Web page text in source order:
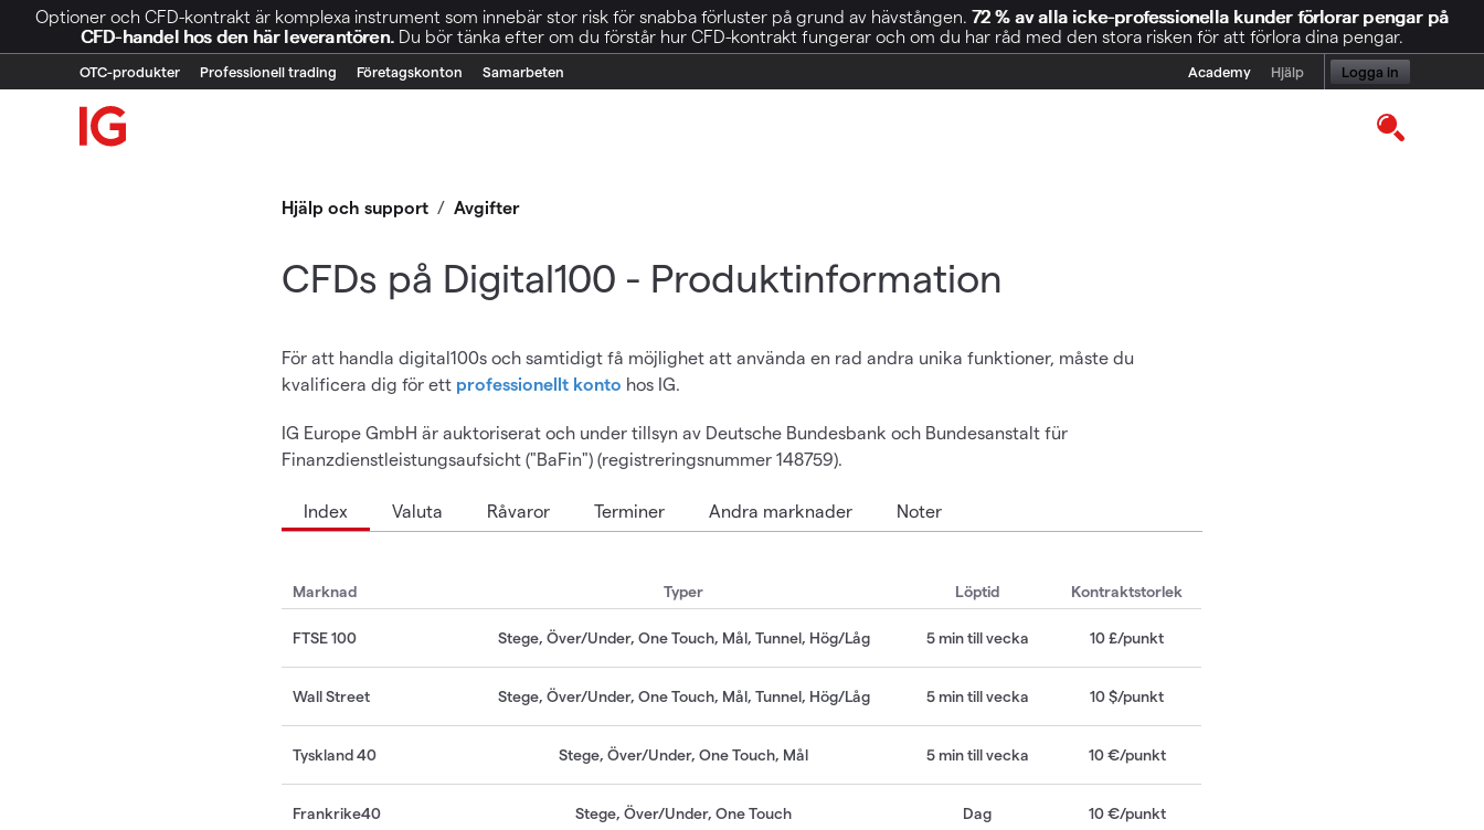
Optioner och CFD-kontrakt är komplexa instrument som innebär stor risk för snabba förluster på grund av hävstången. 72 % av alla icke-professionella kunder förlorar pengar på
CFD-handel hos den här leverantören. Du bör tänka efter om du förstår hur CFD-kontrakt fungerar och om du har råd med den stora risken för att förlora dina pengar.
OTC-produkter Professionell trading Företagskonton Samarbeten Academy Hjälp Logga in
Hjälp och support /Avgifter
CFDs på Digital100 - Produktinformation
För att handla digital100s och samtidigt få möjlighet att använda en rad andra unika funktioner, måste du
kvalificera dig för ett professionellt konto hos IG.
IG Europe GmbH är auktoriserat och under tillsyn av Deutsche Bundesbank och Bundesanstalt für
Finanzdienstleistungsaufsicht ("BaFin") (registreringsnummer 148759).
Index Valuta Råvaror Terminer Andra marknader Noter
Marknad Typer Löptid Kontraktstorlek
FTSE 100 Stege, Över/Under, One Touch, Mål, Tunnel, Hög/Låg 5 min till vecka 10 £/punkt
Wall Street Stege, Över/Under, One Touch, Mål, Tunnel, Hög/Låg 5 min till vecka 10 $/punkt
Tyskland 40 Stege, Över/Under, One Touch, Mål 5 min till vecka 10€/punkt
Frankrike40 Stege, Över/Under, One Touch Dag 10€/punkt